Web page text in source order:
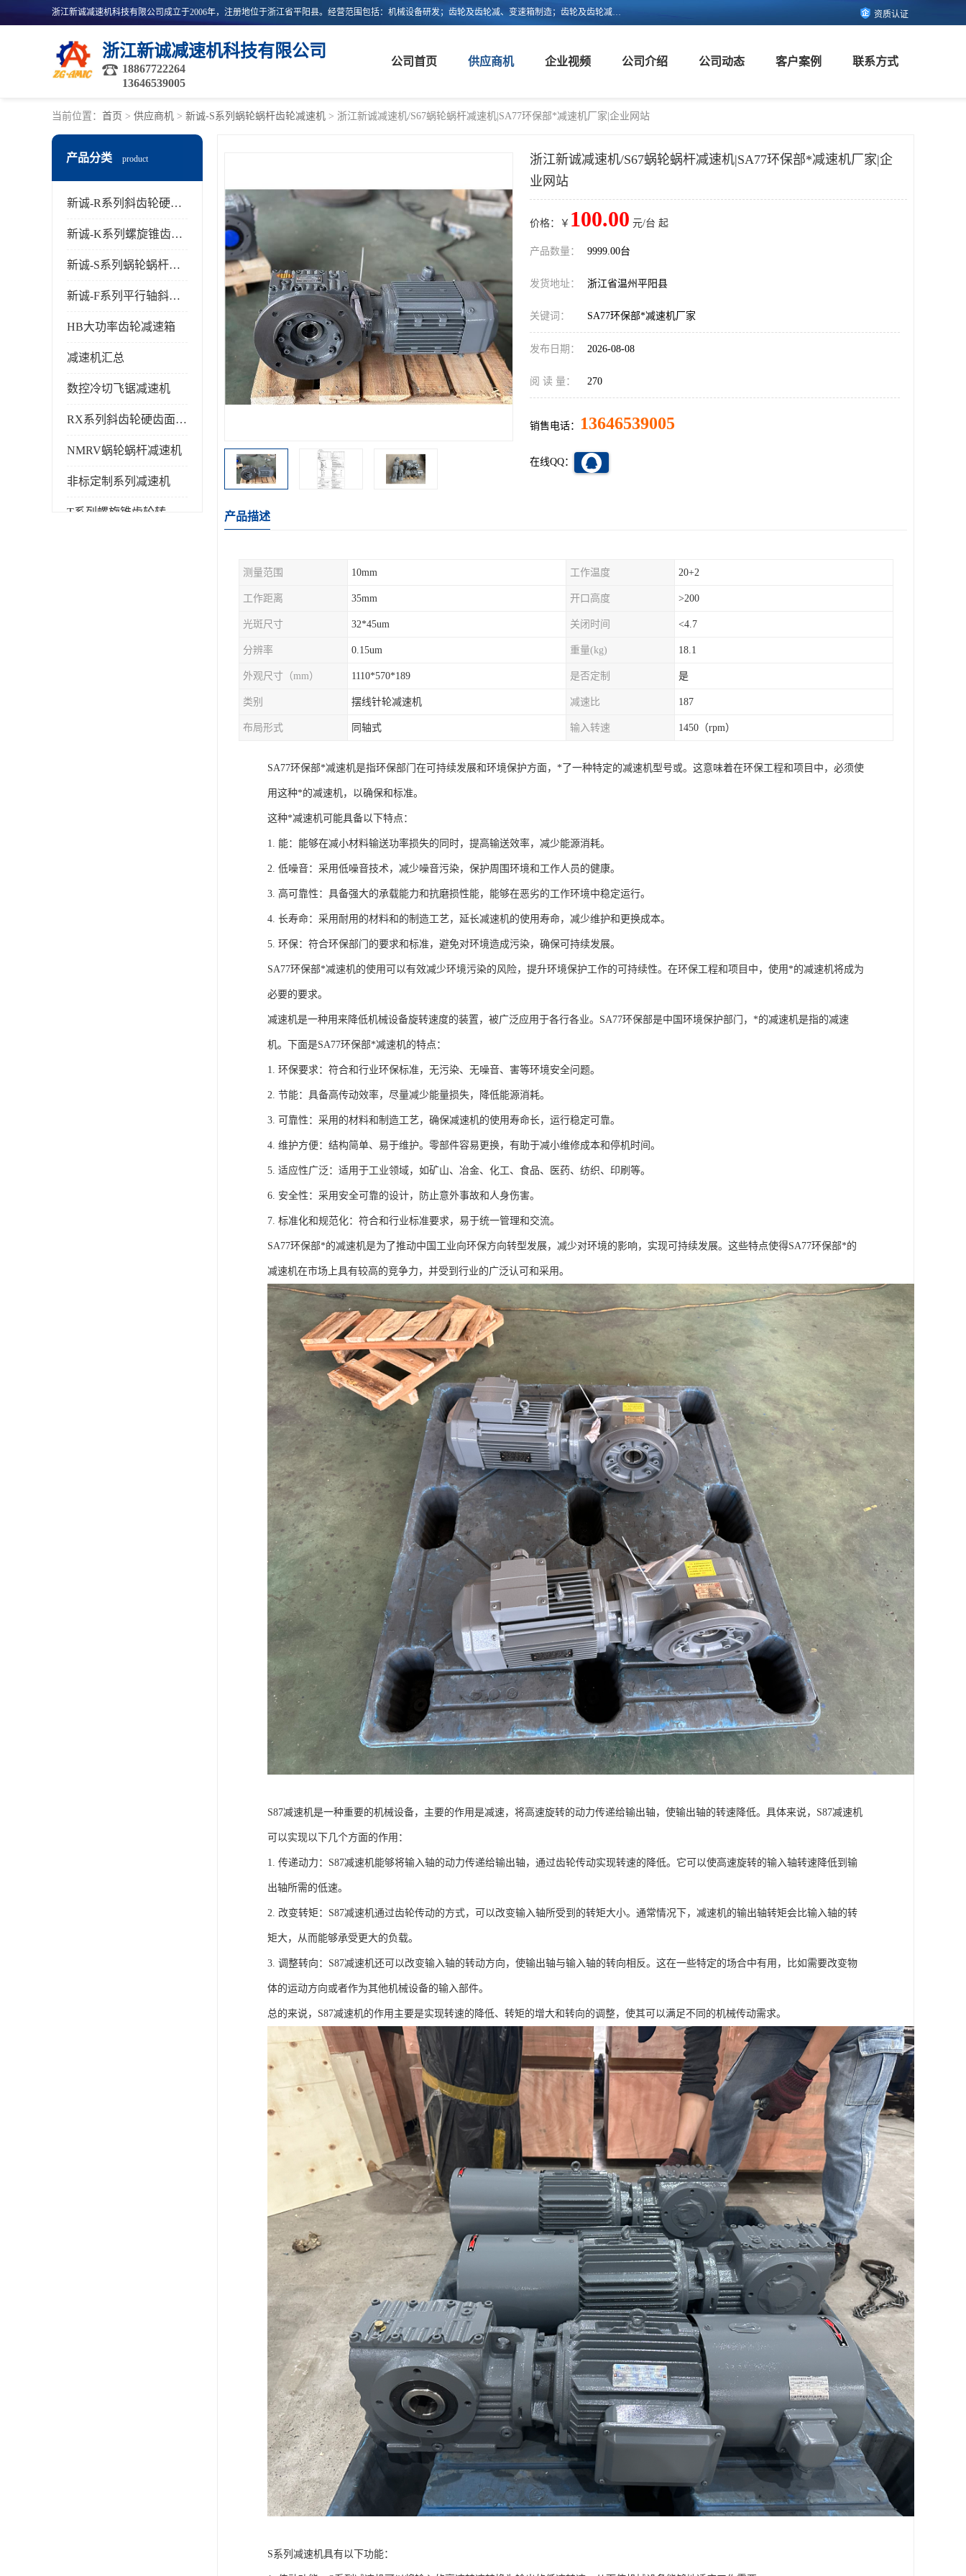
浙江新诚减速机科技有限公司成立于2006年，注册地位于浙江省平阳县。经营范围包括：机械设备研发；齿轮及齿轮减、变速箱制造；齿轮及齿轮减、变速箱销售；轴承、齿轮和传动部件制造；轴承、齿轮和传动部件销售；货物进出口；技术进出口等。 资质认证
浙江新诚减速机科技有限公司
18867722264
13646539005
公司首页 供应商机 企业视频 公司介绍 公司动态 客户案例 联系方式
当前位置： 首页 > 供应商机 > 新诚-S系列蜗轮蜗杆齿轮减速机 > 浙江新诚减速机/S67蜗轮蜗杆减速机|SA77环保部*减速机厂家|企业网站
产品分类 product
新诚-R系列斜齿轮硬齿面减速机
新诚-K系列螺旋锥齿轮减速机
新诚-S系列蜗轮蜗杆齿轮减速机
新诚-F系列平行轴斜齿轮减速机
HB大功率齿轮减速箱
减速机汇总
数控冷切飞锯减速机
RX系列斜齿轮硬齿面减速机
NMRV蜗轮蜗杆减速机
非标定制系列减速机
浙江新诚减速机/S67蜗轮蜗杆减速机|SA77环保部*减速机厂家|企
业网站
价格：￥ 100.00 元/台 起
产品数量： 9999.00台
发货地址： 浙江省温州平阳县
关键词： SA77环保部*减速机厂家
发布日期： 2026-08-08
阅 读 量： 270
销售电话： 13646539005
在线QQ：
产品描述
测量范围 10mm 工作温度 20+2
工作距离 35mm 开口高度 >200
光斑尺寸 32*45um 关闭时间 <4.7
分辨率 0.15um 重量(kg) 18.1
外观尺寸（mm） 1110*570*189 是否定制 是
类别 摆线针轮减速机 减速比 187
布局形式 同轴式 输入转速 1450（rpm）
SA77环保部*减速机是指环保部门在可持续发展和环境保护方面，*了一种特定的减速机型号或。这意味着在环保工程和项目中，必须使
用这种*的减速机，以确保和标准。
这种*减速机可能具备以下特点：
1. 能：能够在减小材料输送功率损失的同时，提高输送效率，减少能源消耗。
2. 低噪音：采用低噪音技术，减少噪音污染，保护周围环境和工作人员的健康。
3. 高可靠性：具备强大的承载能力和抗磨损性能，能够在恶劣的工作环境中稳定运行。
4. 长寿命：采用耐用的材料和的制造工艺，延长减速机的使用寿命，减少维护和更换成本。
5. 环保：符合环保部门的要求和标准，避免对环境造成污染，确保可持续发展。
SA77环保部*减速机的使用可以有效减少环境污染的风险，提升环境保护工作的可持续性。在环保工程和项目中，使用*的减速机将成为
必要的要求。
减速机是一种用来降低机械设备旋转速度的装置，被广泛应用于各行各业。SA77环保部是中国环境保护部门，*的减速机是指的减速
机。下面是SA77环保部*减速机的特点：
1. 环保要求：符合和行业环保标准，无污染、无噪音、害等环境安全问题。
2. 节能：具备高传动效率，尽量减少能量损失，降低能源消耗。
3. 可靠性：采用的材料和制造工艺，确保减速机的使用寿命长，运行稳定可靠。
4. 维护方便：结构简单、易于维护。零部件容易更换，有助于减小维修成本和停机时间。
5. 适应性广泛：适用于工业领域，如矿山、冶金、化工、食品、医药、纺织、印刷等。
6. 安全性：采用安全可靠的设计，防止意外事故和人身伤害。
7. 标准化和规范化：符合和行业标准要求，易于统一管理和交流。
SA77环保部*的减速机是为了推动中国工业向环保方向转型发展，减少对环境的影响，实现可持续发展。这些特点使得SA77环保部*的
减速机在市场上具有较高的竞争力，并受到行业的广泛认可和采用。
S87减速机是一种重要的机械设备，主要的作用是减速，将高速旋转的动力传递给输出轴，使输出轴的转速降低。具体来说，S87减速机
可以实现以下几个方面的作用：
1. 传递动力：S87减速机能够将输入轴的动力传递给输出轴，通过齿轮传动实现转速的降低。它可以使高速旋转的输入轴转速降低到输
出轴所需的低速。
2. 改变转矩：S87减速机通过齿轮传动的方式，可以改变输入轴所受到的转矩大小。通常情况下，减速机的输出轴转矩会比输入轴的转
矩大，从而能够承受更大的负载。
3. 调整转向：S87减速机还可以改变输入轴的转动方向，使输出轴与输入轴的转向相反。这在一些特定的场合中有用，比如需要改变物
体的运动方向或者作为其他机械设备的输入部件。
总的来说，S87减速机的作用主要是实现转速的降低、转矩的增大和转向的调整，使其可以满足不同的机械传动需求。
S系列减速机具有以下功能：